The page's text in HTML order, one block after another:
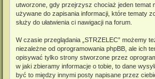
utworzone, gdy przejrzysz chociaż jeden temat
używane do zapisania informacji, które tematy
służy do ułatwienia ci nawigacji na forum.
W czasie przeglądania „STRZELEC” możemy
niezależne od oprogramowania phpBB, ale ich
opisywać tylko strony stworzone przez
w jaki zbieramy informacje o tobie, to dane
być to między innymi posty napisane przez